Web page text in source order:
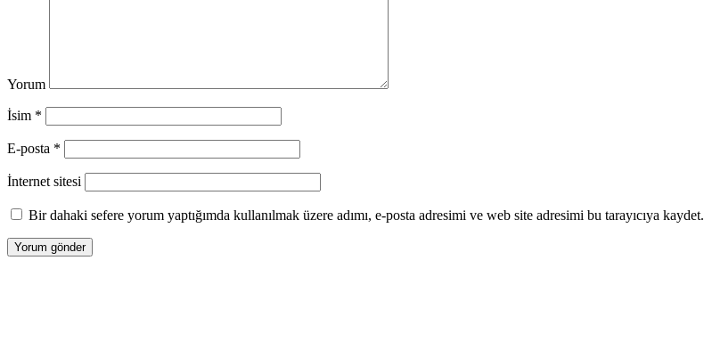
Yorum
İsim *
E-posta *
İnternet sitesi
Bir dahaki sefere yorum yaptığımda kullanılmak üzere adımı, e-posta adresimi ve web site adresimi bu tarayıcıya kaydet.